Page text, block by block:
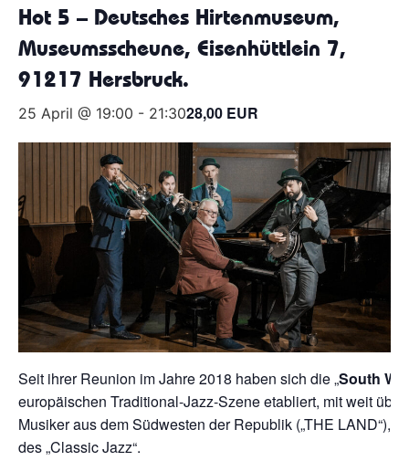
Hot 5 – Deutsches Hirtenmuseum,
Museumsscheune, Eisenhüttlein 7,
91217 Hersbruck.
25 April @ 19:00 - 21:3028,00 EUR
Seit ihrer Reunion im Jahre 2018 haben sich die „South
europäischen Traditional-Jazz-Szene etabliert, mit weit
Musiker aus dem Südwesten der Republik („THE LAND“),
des „Classic Jazz“.